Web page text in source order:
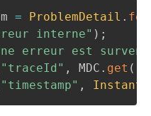
= ProblemDetail .
interne" ) ;
erreur est
"traceId" , MDC . get (
"timestamp" , Instant